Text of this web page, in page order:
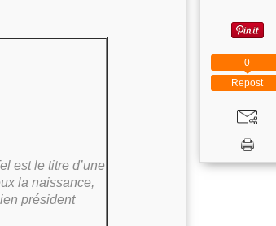
est le titre d’une
la naissance,
président
Repost
0